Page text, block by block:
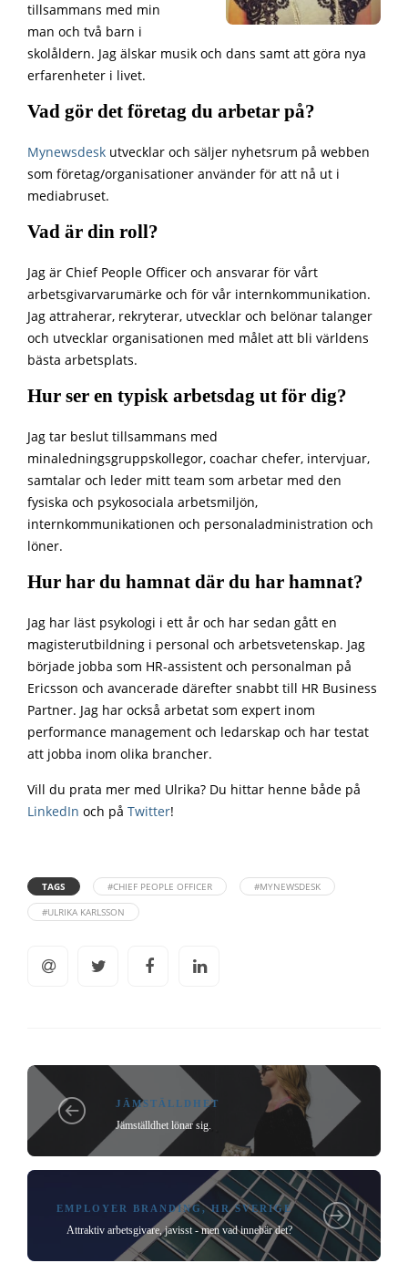
tillsammans med min
man och två barn i
skolåldern. Jag älskar musik och dans samt att göra nya
erfarenheter i livet.
Vad gör det företag du arbetar på?
Mynewsdesk utvecklar och säljer nyhetsrum på webben
som företag/organisationer använder för att nå ut i
mediabruset.
Vad är din roll?
Jag är Chief People Officer och ansvarar för vårt
arbetsgivarvarumärke och för vår internkommunikation.
Jag attraherar, rekryterar, utvecklar och belönar talanger
och utvecklar organisationen med målet att bli världens
bästa arbetsplats.
Hur ser en typisk arbetsdag ut för dig?
Jag tar beslut tillsammans med
minaledningsgruppskollegor, coachar chefer, intervjuar,
samtalar och leder mitt team som arbetar med den
fysiska och psykosociala arbetsmiljön,
internkommunikationen och personaladministration och
löner.
Hur har du hamnat där du har hamnat?
Jag har läst psykologi i ett år och har sedan gått en
magisterutbildning i personal och arbetsvetenskap. Jag
började jobba som HR-assistent och personalman på
Ericsson och avancerade därefter snabbt till HR Business
Partner. Jag har också arbetat som expert inom
performance management och ledarskap och har testat
att jobba inom olika brancher.
Vill du prata mer med Ulrika? Du hittar henne både på
LinkedIn och på Twitter!
TAGS #CHIEF PEOPLE OFFICER
#MYNEWSDESK
#ULRIKA KARLSSON
JÄMSTÄLLDHET
Jämställdhet lönar sig.
EMPLOYER BRANDING,HR SVERIGE
Attraktiv arbetsgivare, javisst - men vad innebär det?